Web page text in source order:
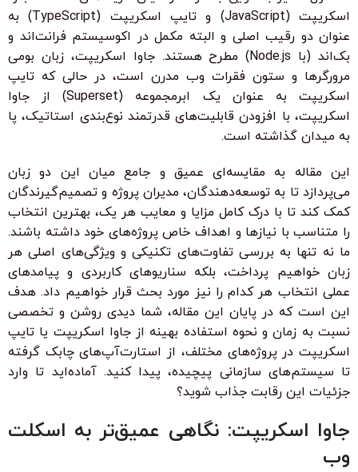
اسکریپت (JavaScript) و تایپ اسکریپت (TypeScript) به
عنوان دو رقیب اصلی و البته مکمل در اکوسیستم فرانت‌اند و
بک‌اند (با Node.js) مطرح هستند. جاوا اسکریپت، زبان بومی
مرورگرها و ستون فقرات وب مدرن است، در حالی که تایپ
اسکریپت به عنوان یک ابرمجموعه (Superset) از جاوا
اسکریپت، با افزودن قابلیت‌های قدرتمند نوع‌بندی استاتیک، پا
به میدان گذاشته است.
این مقاله به مقایسه‌ای عمیق و جامع میان این دو زبان
می‌پردازد تا به توسعه‌دهندگان، مدیران پروژه و تصمیم‌گیرندگان
کمک کند تا با درک کامل مزایا و معایب هر یک، بهترین انتخاب
را متناسب با نیازها و اهداف خاص پروژه‌های خود داشته باشند.
ما نه تنها به بررسی تفاوت‌های تکنیکی و ویژگی‌های اصلی هر
زبان خواهیم پرداخت، بلکه سناریوهای کاربردی و پیامدهای
عملی انتخاب هر کدام را نیز مورد بحث قرار خواهیم داد. هدف
این است که در پایان این مقاله، شما دیدی روشن و تخصصی
نسبت به زمان و نحوه استفاده بهینه از جاوا اسکریپت یا تایپ
اسکریپت در پروژه‌های مختلف، از استارت‌آپ‌های چابک گرفته
تا سیستم‌های سازمانی پیچیده، پیدا کنید. آماده‌اید تا وارد
جزئیات این رقابت جذاب شوید؟
جاوا اسکریپت: نگاهی عمیق‌تر به اسکلت
وب